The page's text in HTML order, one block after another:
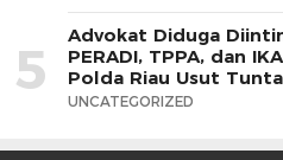
5
Advokat Diduga
PERADI, TPPA, dan
Polda Riau Usut
UNCATEGORIZED